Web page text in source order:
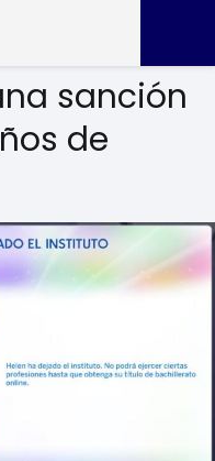
sanción
de